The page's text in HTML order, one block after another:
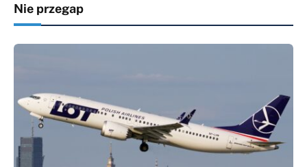
Nie przegap